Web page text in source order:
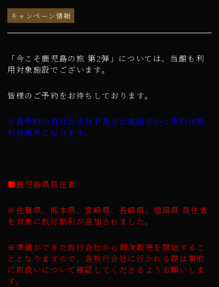
キャンペーン情報
「今こそ鹿児島の旅 第2弾」については、当館も利
用対象施設でございます。
皆様のご予約をお待ちしております。
※直予約の自社公式ＨＰ及びお電話でのご予約は割
引対象外となります。
■鹿児島県居住者
※佐賀県、熊本県、宮崎県、長崎県、福岡県 居住者
を対象に旅行割引が追加されました。
※準備ができた旅行会社から順次販売を開始するこ
ととなりますので、各旅行会社に行かれる際は事前
に取扱いについて確認してくださるようお願いしま
す。